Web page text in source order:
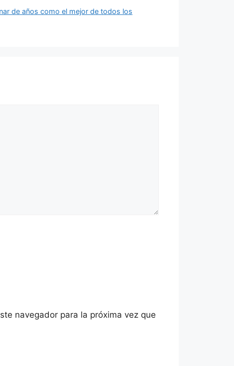
de años como el mejor de todos los
navegador para la próxima vez que